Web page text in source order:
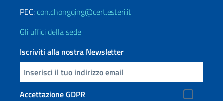
PEC: con.chongqing@cert.esteri.it
Gli uffici della sede
Iscriviti alla nostra Newsletter
Inserisci la tua email
Accettazione GDPR